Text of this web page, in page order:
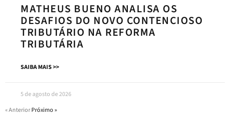
MATHEUS BUENO ANALISA OS
DESAFIOS DO NOVO CONTENCIOSO
TRIBUTÁRIO NA REFORMA
TRIBUTÁRIA
SAIBA MAIS >>
5 de agosto de 2026
« AnteriorPróximo »